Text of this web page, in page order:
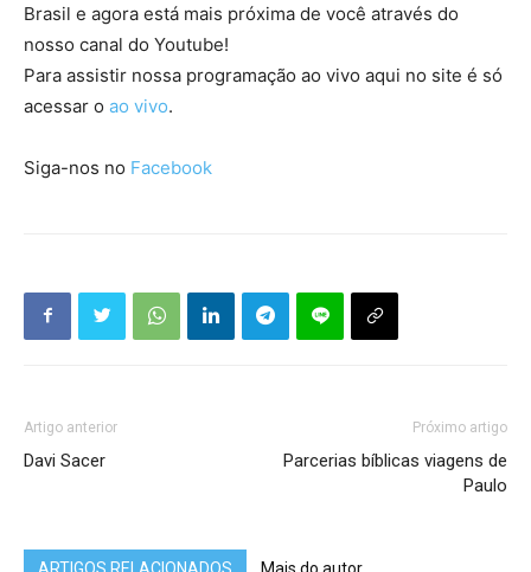
Brasil e agora está mais próxima de você através do
nosso canal do Youtube!
Para assistir nossa programação ao vivo aqui no site é só
acessar o ao vivo.
Siga-nos no Facebook
Artigo anterior
Davi Sacer
Próximo artigo
Parcerias bíblicas viagens de
Paulo
ARTIGOS RELACIONADOS Mais do autor